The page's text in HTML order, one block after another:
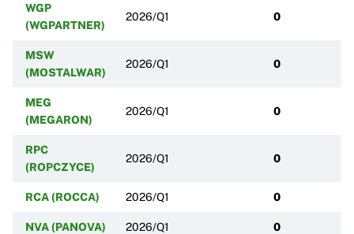
WGP
(WGPARTNER)
2026/Q1 0
MSW
(MOSTALWAR)
2026/Q1 0
MEG
(MEGARON)
2026/Q1 0
RPC
(ROPCZYCE)
2026/Q1 0
RCA (ROCCA) 2026/Q1 0
NVA (PANOVA) 2026/Q1 0